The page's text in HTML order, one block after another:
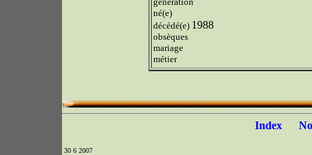
né(e)
décédé(e) 1988
obsèques
mariage
métier
Index
30 6 2007